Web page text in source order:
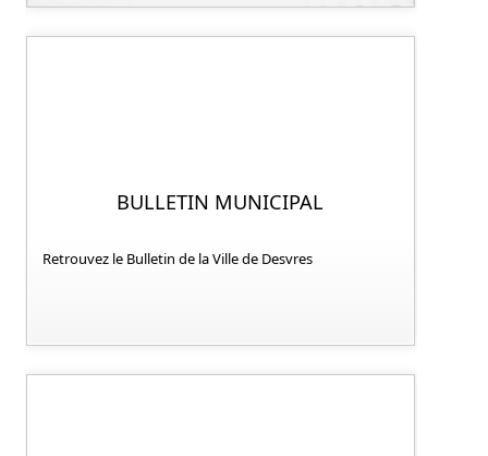
BULLETIN MUNICIPAL
Retrouvez le Bulletin de la Ville de Desvres